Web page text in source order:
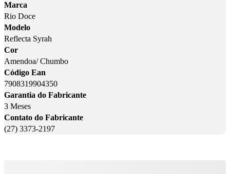
Marca
Rio Doce
Modelo
Reflecta Syrah
Cor
Amendoa/ Chumbo
Código Ean
7908319904350
Garantia do Fabricante
3 Meses
Contato do Fabricante
(27) 3373-2197